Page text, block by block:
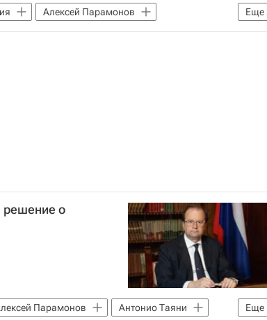
Еще
Алексей Парамонов
Паралимпийские игры
решение о
Еще
Парамонов
Антонио Таяни